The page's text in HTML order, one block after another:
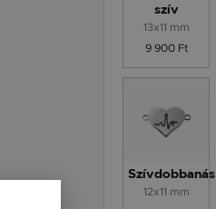
szív
13x11 mm
9 900 Ft
Szívdobbanás
12x11 mm